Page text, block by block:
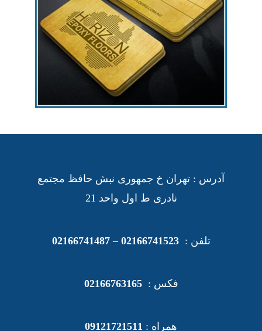
آدرس : تهران خ جمهوری نبش حافظ مجتمع
نادری ط اول واحد 21
تلفن :02166741523
–
02166741487
فکس :02166763165
همراه : 09121721511